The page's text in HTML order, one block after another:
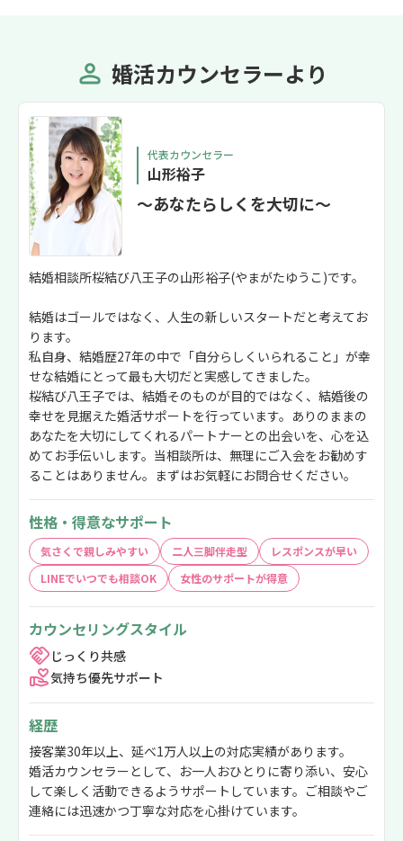
極めて行こうと思いま
婚活カウンセラーより
代表カウンセラー
山形裕子
～あなたらしくを大切に～
結婚相談所桜結び八王子の山形裕子(やまがたゆうこ)です。
結婚はゴールではなく、人生の新しいスタートだと考えてお
ります。
私自身、結婚歴27年の中で「自分らしくいられること」が幸
せな結婚にとって最も大切だと実感してきました。
桜結び八王子では、結婚そのものが目的ではなく、結婚後の
幸せを見据えた婚活サポートを行っています。ありのままの
あなたを大切にしてくれるパートナーとの出会いを、心を込
めてお手伝いします。当相談所は、無理にご入会をお勧めす
ることはありません。まずはお気軽にお問合せください。
性格・得意なサポート
気さくで親しみやすい 二人三脚伴走型
レスポンスが早い
LINEでいつでも相談OK
女性のサポートが得意
カウンセリングスタイル
じっくり共感
気持ち優先サポート
経歴
接客業30年以上、延べ1万人以上の対応実績があります。
婚活カウンセラーとして、お一人おひとりに寄り添い、安心
して楽しく活動できるようサポートしています。ご相談やご
連絡には迅速かつ丁寧な対応を心掛けています。